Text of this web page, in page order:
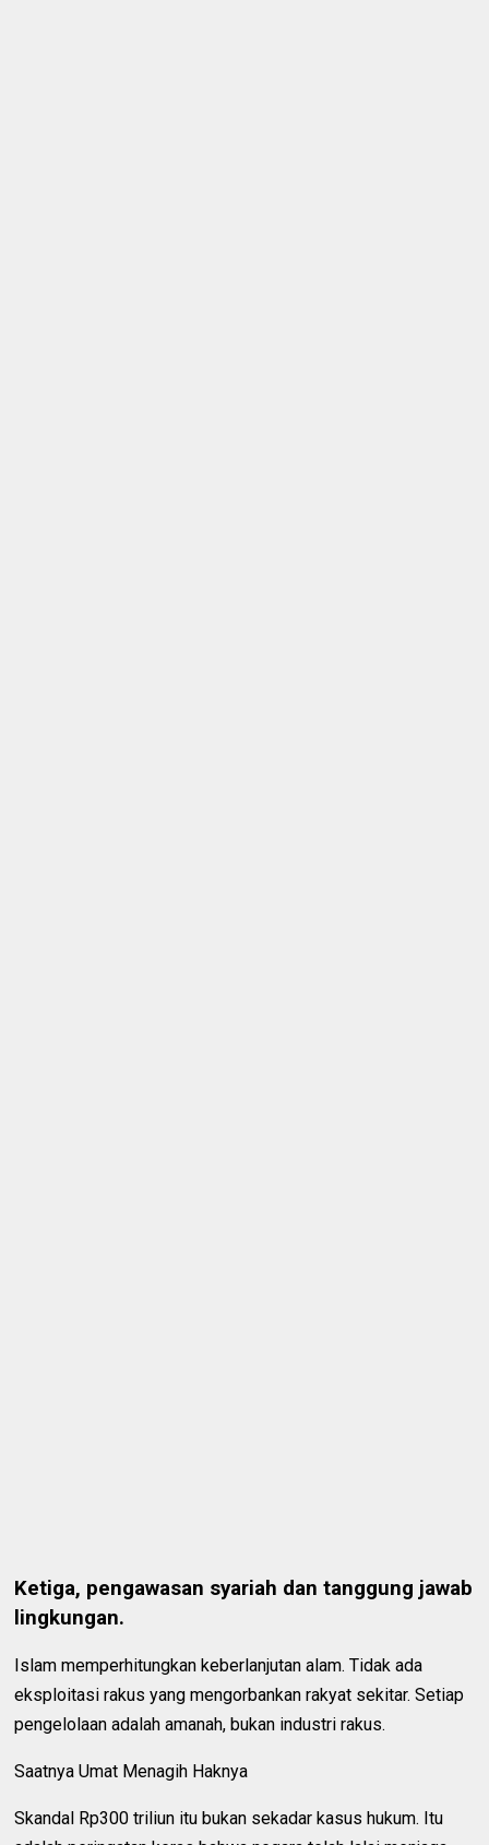
Ketiga, pengawasan syariah dan tanggung jawab
lingkungan.
Islam memperhitungkan keberlanjutan alam. Tidak ada
eksploitasi rakus yang mengorbankan rakyat sekitar. Setiap
pengelolaan adalah amanah, bukan industri rakus.
Saatnya Umat Menagih Haknya
Skandal Rp300 triliun itu bukan sekadar kasus hukum. Itu